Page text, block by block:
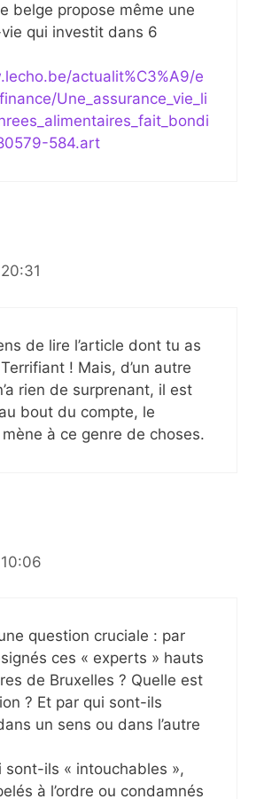
belge propose même une
qui investit dans 6
actualit%C3%A9/e
Une_assurance_vie_li
584.art
de lire l’article dont tu as
! Mais, d’un autre
rien de surprenant, il est
bout du compte, le
à ce genre de choses.
question cruciale : par
ces « experts » hauts
de Bruxelles ? Quelle est
? Et par qui sont-ils
un sens ou dans l’autre
sont-ils « intouchables »,
à l’ordre ou condamnés